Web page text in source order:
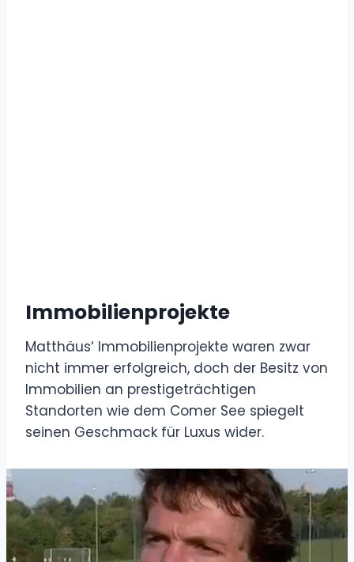
Immobilienprojekte
Matthäus‘ Immobilienprojekte waren zwar
nicht immer erfolgreich, doch der Besitz von
Immobilien an prestigeträchtigen
Standorten wie dem Comer See spiegelt
seinen Geschmack für Luxus wider.